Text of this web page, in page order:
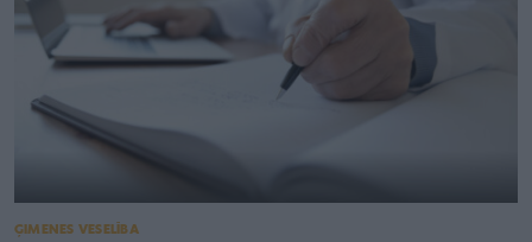
ĢIMENES VESELĪBA